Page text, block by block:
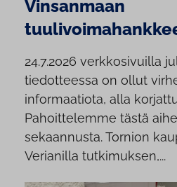
Vinsanmaan
24.7.2026 verkkosivuilla
tiedotteessa on ollut
informaatiota, alla
Pahoittelemme tästä
sekaannusta. Tornion
Verianilla tutkimuksen,...